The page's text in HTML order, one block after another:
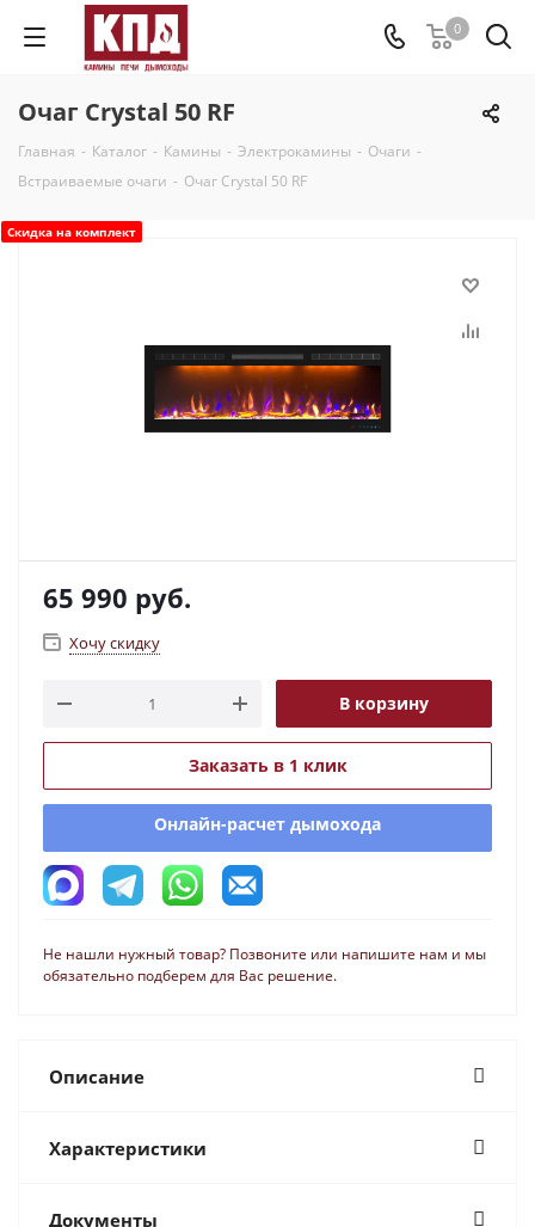
0
Очаг Crystal 50 RF
Главная - Каталог - Камины - Электрокамины - Очаги -
Встраиваемые очаги - Очаг Crystal 50 RF
Скидка на комплект
65 990 руб.
Хочу скидку
В корзину
Заказать в 1 клик
Онлайн-расчет дымохода
Не нашли нужный товар? Позвоните или напишите нам и мы
обязательно подберем для Вас решение.
Описание
Характеристики
Документы